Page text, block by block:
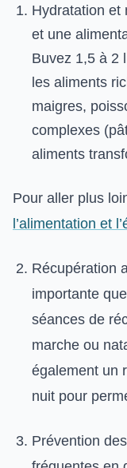
Hydratation et
et une
Buvez 1,5 à 2
les aliments
maigres,
complexes
aliments
Pour aller plus
l’alimentation et
Récupération
importante
séances de
marche ou
également un
nuit pour
Prévention